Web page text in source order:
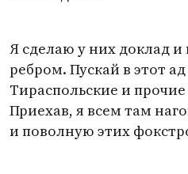
Я сделаю у них доклад
ребром. Пускай в этот
Тираспольские и
Приехав, я всем там
и поволную этих